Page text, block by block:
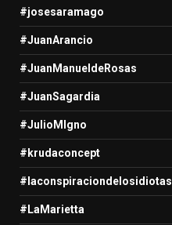
#josesaramago
#JuanArancio
#JuanManueldeRosas
#JuanSagardia
#JulioMIgno
#krudaconcept
#laconspiraciondelosidiotas
#LaMarietta